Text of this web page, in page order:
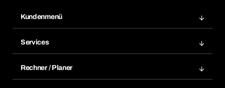
Kundenmenü
Rechnungen
Daueraufträge
Services
Rechner / Planer